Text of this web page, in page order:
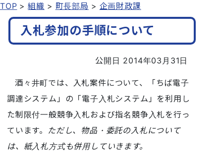
行政 まちづくり 防災
TOP
組織 町長部局 企画財政課
入札参加の手順について
公開日 2014年03月31日
酒々井町では、入札案件について、「ちば電子
調達システム」の「電子入札システム」を利用し
た制限付一般競争入札および指名競争入札を行っ
ています。
ただし、物品・委託の入札について
は、紙入札方式も併用していきます。